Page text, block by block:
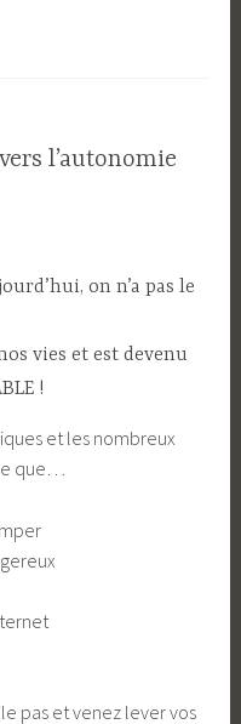
l’autonomie
on n’a pas le
vies et est devenu
!
et les nombreux
que…
pas et venez lever vos